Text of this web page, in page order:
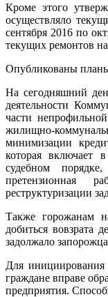
Кроме этого
осуществляло
сентября 2016 по
текущих ремонтов
Опубликованы
На сегодняшний
деятельности
части
жилищно-
минимизации
которая включает
судебном
претензионная
реструктуризации
Также горожанам
добиться вовзрата
задолжало
Для инициирования
граждане вправе
предприятия.